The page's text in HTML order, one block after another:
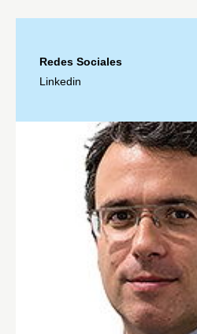
Redes Sociales
Linkedin